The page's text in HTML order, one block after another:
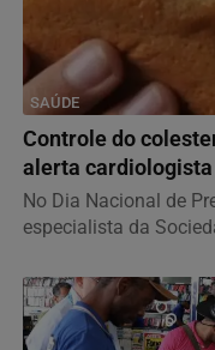
SAÚDE
Controle do
alerta cardiologista
No Dia Nacional de
especialista da